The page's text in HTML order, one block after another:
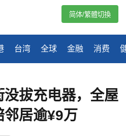
台湾 全球 金融 消费
简体/繁體切換
拔充电器，全屋
邻居逾¥9万